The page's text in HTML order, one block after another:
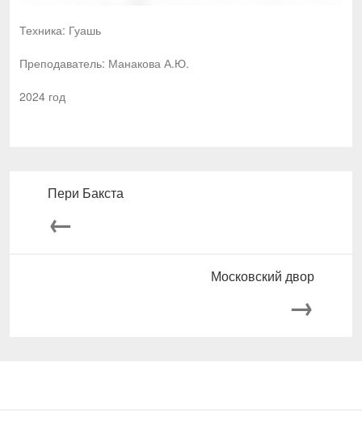
Техника: Гуашь
Преподаватель: Манакова А.Ю.
2024 год
Пери Бакста
←
Московский двор
→